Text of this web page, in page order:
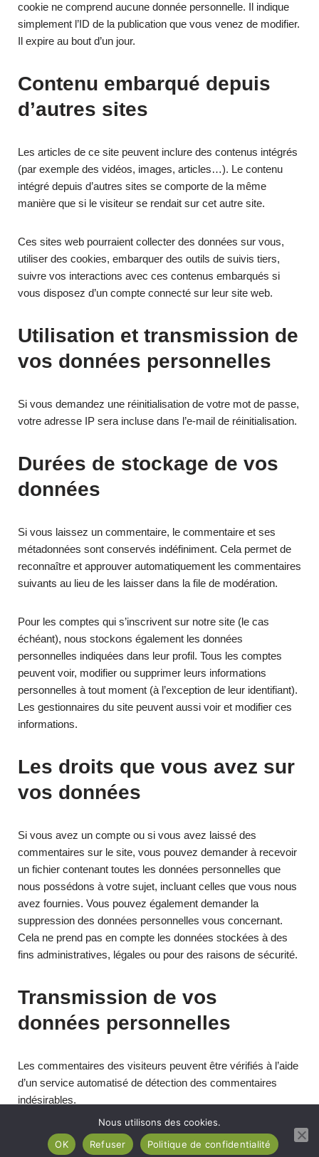
cookie ne comprend aucune donnée personnelle. Il indique
simplement l’ID de la publication que vous venez de modifier.
Il expire au bout d’un jour.
Contenu embarqué depuis
d’autres sites
Les articles de ce site peuvent inclure des contenus intégrés
(par exemple des vidéos, images, articles…). Le contenu
intégré depuis d’autres sites se comporte de la même
manière que si le visiteur se rendait sur cet autre site.
Ces sites web pourraient collecter des données sur vous,
utiliser des cookies, embarquer des outils de suivis tiers,
suivre vos interactions avec ces contenus embarqués si
vous disposez d’un compte connecté sur leur site web.
Utilisation et transmission de
vos données personnelles
Si vous demandez une réinitialisation de votre mot de passe,
votre adresse IP sera incluse dans l’e-mail de réinitialisation.
Durées de stockage de vos
données
Si vous laissez un commentaire, le commentaire et ses
métadonnées sont conservés indéfiniment. Cela permet de
reconnaître et approuver automatiquement les commentaires
suivants au lieu de les laisser dans la file de modération.
Pour les comptes qui s’inscrivent sur notre site (le cas
échéant), nous stockons également les données
personnelles indiquées dans leur profil. Tous les comptes
peuvent voir, modifier ou supprimer leurs informations
personnelles à tout moment (à l’exception de leur identifiant).
Les gestionnaires du site peuvent aussi voir et modifier ces
informations.
Les droits que vous avez sur
vos données
Si vous avez un compte ou si vous avez laissé des
commentaires sur le site, vous pouvez demander à recevoir
un fichier contenant toutes les données personnelles que
nous possédons à votre sujet, incluant celles que vous nous
avez fournies. Vous pouvez également demander la
suppression des données personnelles vous concernant.
Cela ne prend pas en compte les données stockées à des
fins administratives, légales ou pour des raisons de sécurité.
Transmission de vos
données personnelles
Les commentaires des visiteurs peuvent être vérifiés à l’aide
d’un service automatisé de détection des commentaires
indésirables.
Neve| Propulsé parWordPress
Nous utilisons des cookies.
OK
Refuser Politique de confidentialité